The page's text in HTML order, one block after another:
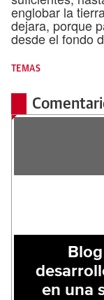
englobar la
dejara, porque
desde el fondo
TEMAS
en una